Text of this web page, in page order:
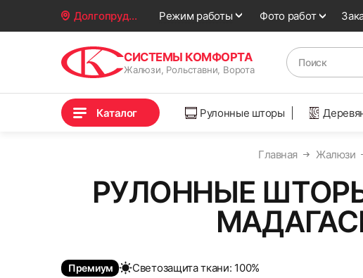
Долгопрудный Режим работы Фото работ
СИСТЕМЫ КОМФОРТА
Жалюзи, Рольставни, Ворота
Каталог Рулонные шторы
Главная Жалюзи
РУЛОННЫЕ
Премиум Cветозащита ткани: 100%